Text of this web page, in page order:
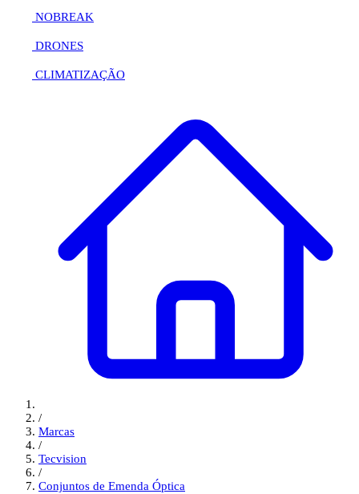
NOBREAK
DRONES
CLIMATIZAÇÃO
/
Marcas
/
Tecvision
/
Conjuntos de Emenda Óptica